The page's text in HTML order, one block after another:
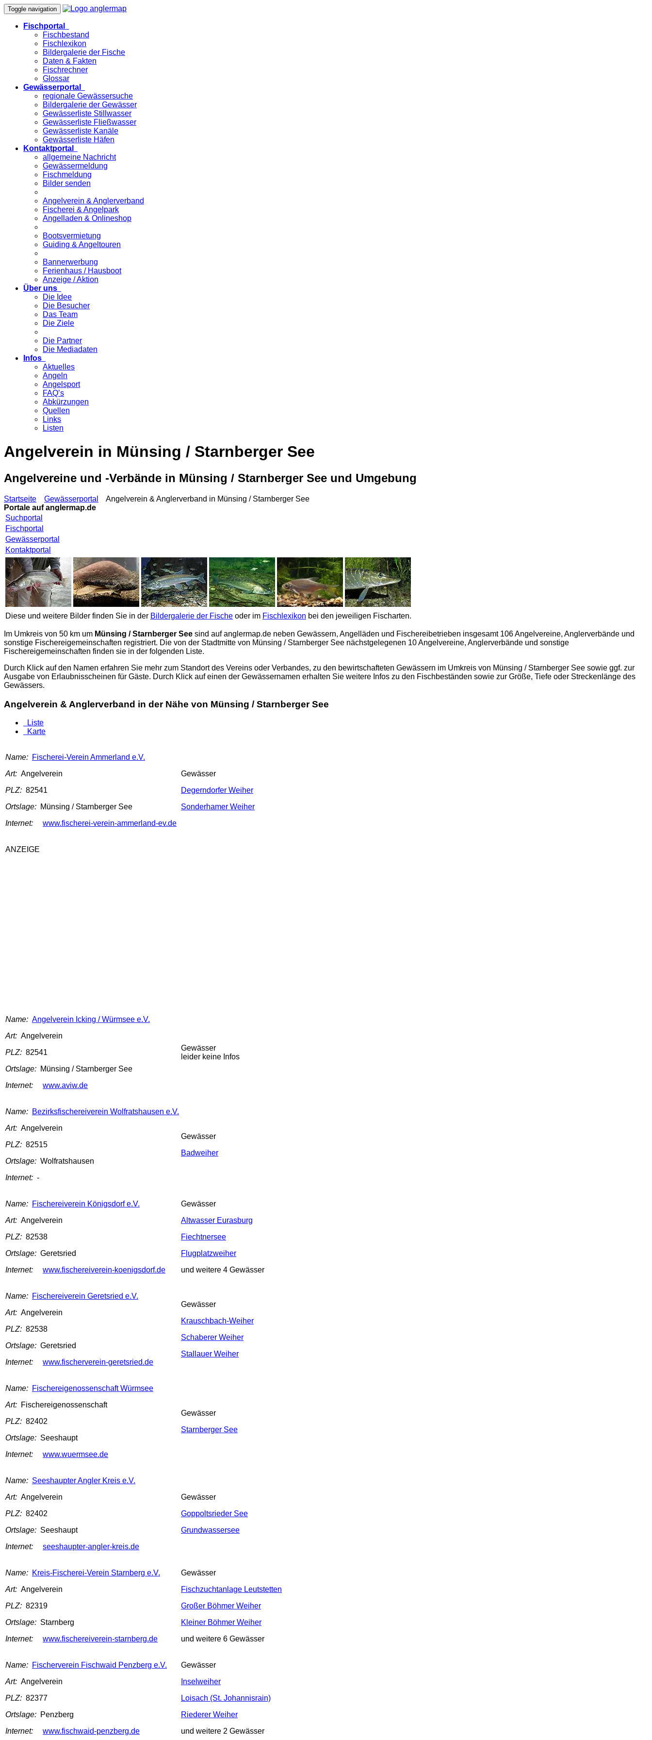
Toggle navigation
Fischportal
Fischbestand
Fischlexikon
Bildergalerie der Fische
Daten & Fakten
Fischrechner
Glossar
Gewässerportal
regionale Gewässersuche
Bildergalerie der Gewässer
Gewässerliste Stillwasser
Gewässerliste Fließwasser
Gewässerliste Kanäle
Gewässerliste Häfen
Kontaktportal
allgemeine Nachricht
Gewässermeldung
Fischmeldung
Bilder senden
Angelverein & Anglerverband
Fischerei & Angelpark
Angelladen & Onlineshop
Bootsvermietung
Guiding & Angeltouren
Bannerwerbung
Ferienhaus / Hausboot
Anzeige / Aktion
Über uns
Die Idee
Die Besucher
Das Team
Die Ziele
Die Partner
Die Mediadaten
Infos
Aktuelles
Angeln
Angelsport
FAQ’s
Abkürzungen
Quellen
Links
Listen
Angelverein in Münsing / Starnberger See
Angelvereine und -Verbände in Münsing / Starnberger See und Umgebung
Startseite Gewässerportal
Angelverein & Anglerverband in Münsing / Starnberger See
Portale aufanglermap.de
Suchportal
Fischportal
Gewässerportal
Kontaktportal
Diese und weitere Bilder finden Sie in der Bildergalerie der Fische oder im Fischlexikon bei den jeweiligen Fischarten.
Im Umkreis von 50 km um Münsing / Starnberger See sind aufanglermap.de neben Gewässern, Angelläden und Fischereibetrieben insgesamt 106 Angelvereine, Anglerverbände und
sonstige Fischereigemeinschaften registriert. Die von der Stadtmitte von Münsing / Starnberger See nächstgelegenen 10 Angelvereine, Anglerverbände und sonstige
Fischereigemeinschaften finden sie in der folgenden Liste.
Durch Klick auf den Namen erfahren Sie mehr zum Standort des Vereins oder Verbandes, zu den bewirtschafteten Gewässern im Umkreis von Münsing / Starnberger See sowie ggf. zur
Ausgabe von Erlaubnisscheinen für Gäste. Durch Klick auf einen der Gewässernamen erhalten Sie weitere Infos zu den Fischbeständen sowie zur Größe, Tiefe oder Streckenlänge des
Gewässers.
Angelverein & Anglerverband in der Nähe von Münsing / Starnberger See
Liste
Karte
Name: Fischerei-Verein Ammerland e.V.
Art: Angelverein
PLZ: 82541
Ortslage: Münsing / Starnberger See
Internet:
www.fischerei-verein-ammerland-ev.de
Gewässer
Degerndorfer Weiher
Sonderhamer Weiher
ANZEIGE
Name: Angelverein Icking / Würmsee e.V.
Art: Angelverein
PLZ: 82541
Ortslage: Münsing / Starnberger See
Internet:
www.aviw.de
Gewässer
leider keine Infos
Name: Bezirksfischereiverein Wolfratshausen e.V.
Art: Angelverein
PLZ: 82515
Ortslage: Wolfratshausen
Internet: -
Gewässer
Badweiher
Name: Fischereiverein Königsdorf e.V.
Art: Angelverein
PLZ: 82538
Ortslage: Geretsried
Internet:
www.fischereiverein-koenigsdorf.de
Gewässer
Altwasser Eurasburg
Fiechtnersee
Flugplatzweiher
und weitere 4 Gewässer
Name: Fischereiverein Geretsried e.V.
Art: Angelverein
PLZ: 82538
Ortslage: Geretsried
Internet:
www.fischerverein-geretsried.de
Gewässer
Krauschbach-Weiher
Schaberer Weiher
Stallauer Weiher
Name: Fischereigenossenschaft Würmsee
Art: Fischereigenossenschaft
PLZ: 82402
Ortslage: Seeshaupt
Internet:
www.wuermsee.de
Gewässer
Starnberger See
Name: Seeshaupter Angler Kreis e.V.
Art: Angelverein
PLZ: 82402
Ortslage: Seeshaupt
Internet:
seeshaupter-angler-kreis.de
Gewässer
Goppoltsrieder See
Grundwassersee
Name: Kreis-Fischerei-Verein Starnberg e.V.
Art: Angelverein
PLZ: 82319
Ortslage: Starnberg
Internet:
www.fischereiverein-starnberg.de
Gewässer
Fischzuchtanlage Leutstetten
Großer Böhmer Weiher
Kleiner Böhmer Weiher
und weitere 6 Gewässer
Name: Fischerverein Fischwaid Penzberg e.V.
Art: Angelverein
PLZ: 82377
Ortslage: Penzberg
Internet:
www.fischwaid-penzberg.de
Gewässer
Inselweiher
Loisach (St. Johannisrain)
Riederer Weiher
und weitere 2 Gewässer